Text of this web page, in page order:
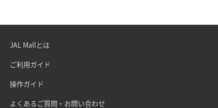
JAL Mallとは
ご利用ガイド
操作ガイド
よくあるご質問・お問い合わせ